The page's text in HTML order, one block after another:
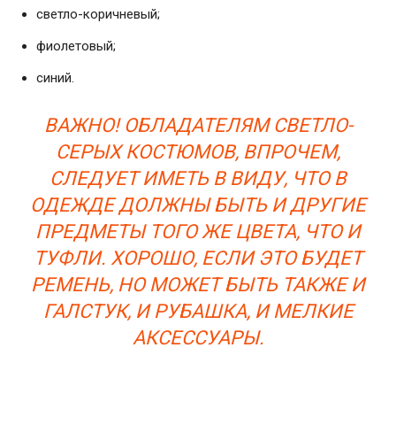
светло-коричневый;
фиолетовый;
синий.
ВАЖНО! ОБЛАДАТЕЛЯМ СВЕТЛО-
СЕРЫХ КОСТЮМОВ, ВПРОЧЕМ,
СЛЕДУЕТ ИМЕТЬ В ВИДУ, ЧТО В
ОДЕЖДЕ ДОЛЖНЫ БЫТЬ И ДРУГИЕ
ПРЕДМЕТЫ ТОГО ЖЕ ЦВЕТА, ЧТО И
ТУФЛИ. ХОРОШО, ЕСЛИ ЭТО БУДЕТ
РЕМЕНЬ, НО МОЖЕТ БЫТЬ ТАКЖЕ И
ГАЛСТУК, И РУБАШКА, И МЕЛКИЕ
АКСЕССУАРЫ.